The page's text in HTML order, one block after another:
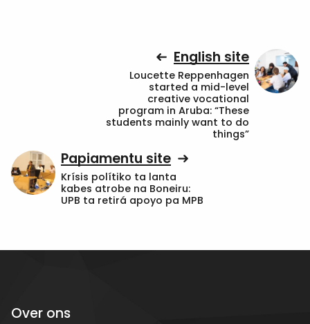
English site
Loucette Reppenhagen
started a mid-level
creative vocational
program in Aruba: “These
students mainly want to do
things”
Papiamentu site
Krísis polítiko ta lanta
kabes atrobe na Boneiru:
UPB ta retirá apoyo pa MPB
Over ons